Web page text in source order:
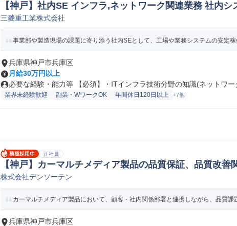
【神戸】社内SE インフラ,ネットワーク関連業務 社内シ
三菱重工業株式会社
事業部や製造現場の課題に寄り添う社内SEとして、工場や業務システムの安定
兵庫県神戸市兵庫区
月給30万円以上
必要な経験・能力等 【必須】・ITインフラ技術分野の知識(ネットワー
業界未経験歓迎 副業・WワークOK 年間休日120日以上 +7個
正社員
【神戸】カーマルチメディア製品の品質保証、品質改善
電気/電子品質保証
株式会社デンソーテン
カーマルチメディア製品において、顧客・社内関係部署と連携しながら、品質課
兵庫県神戸市兵庫区